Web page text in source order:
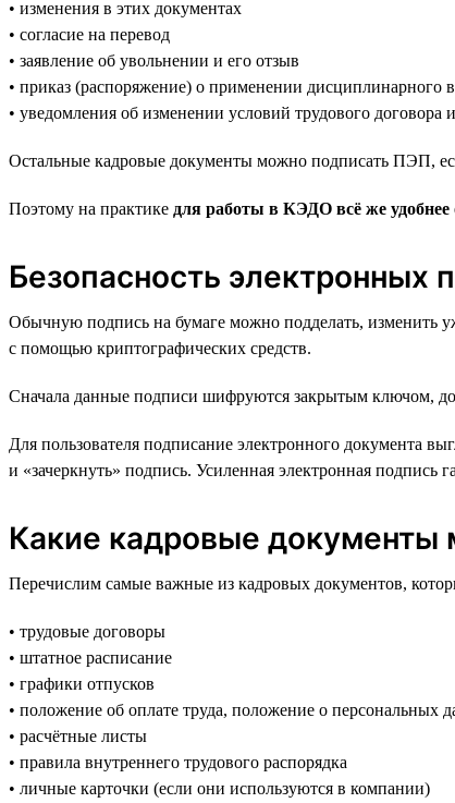
• изменения в этих документах
• согласие на перевод
• заявление об увольнении и его отзыв
• приказ (распоряжение) о применении дисциплинарного
• уведомления об изменении условий трудового договора
Остальные кадровые документы можно подписать ПЭП,
Поэтому на практике для работы в КЭДО всё же
Безопасность электронных
Обычную подпись на бумаге можно подделать,
с помощью криптографических средств.
Сначала данные подписи шифруются закрытым ключом,
Для пользователя подписание электронного документа
и «зачеркнуть» подпись. Усиленная электронная подпись
Какие кадровые
Перечислим самые важные из кадровых документов,
• трудовые договоры
• штатное расписание
• графики отпусков
• положение об оплате труда, положение о персональных
• расчётные листы
• правила внутреннего трудового распорядка
• личные карточки (если они используются в компании)